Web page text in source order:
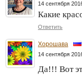
14 сентября
Какие
Ответить
Хорошава
14 сентября
Да!!! Вот